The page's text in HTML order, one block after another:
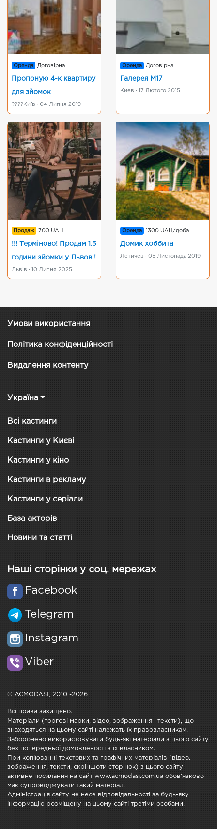
Оренда Договірна
Пропоную 4-к квартиру
для зйомок
????Київ · 04 Липня 2019
Оренда Договірна
Галерея М17
Киев · 17 Лютого 2015
Продаж 700 UAH
!!! Терміново! Продам 1.5
години зйомки у Львові!
Львів · 10 Липня 2025
Оренда 1300 UAH/доба
Домик хоббита
Летичев · 05 Листопада 2019
Умови використання
Політика конфіденційності
Видалення контенту
Україна
Всі кастинги
Кастинги у Києві
Кастинги у кіно
Кастинги в рекламу
Кастинги у серіали
База акторів
Новини та статті
Наші сторінки у соц. мережах
Facebook
Telegram
Instagram
Viber
© ACMODASI, 2010 -2026
Всі права захищено.
Матеріали (торгові марки, відео, зображення і тексти), що
знаходяться на цьому сайті належать їх правовласникам.
Заборонено використовувати будь-які матеріали з цього сайту
без попередньої домовленості з їх власником.
При копіюванні текстових та графічних матеріалів (відео,
зображення, тексти, скріншоти сторінок) з цього сайту
активне посилання на сайт www.acmodasi.com.ua обов'язково
має супроводжувати такий матеріал.
Адміністрація сайту не несе відповідальності за будь-яку
інформацію розміщену на цьому сайті третіми особами.